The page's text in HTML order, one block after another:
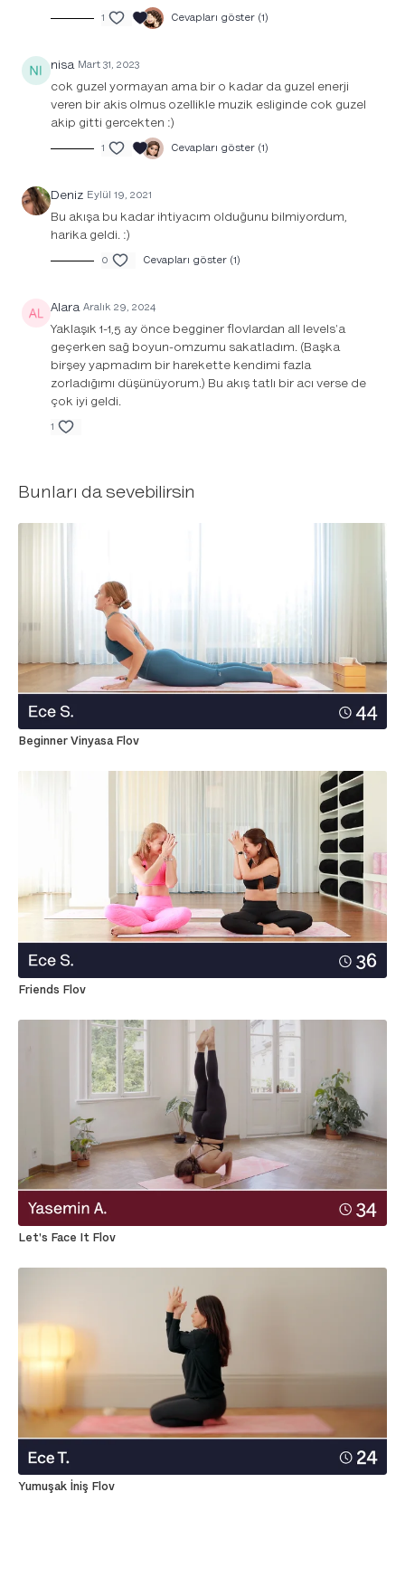
1 Cevapları göster (1)
nisa Mart 31, 2023
cok guzel yormayan ama bir o kadar da guzel enerji
veren bir akis olmus ozellikle muzik esliginde cok guzel
akip gitti gercekten :)
1 Cevapları göster (1)
Deniz Eylül 19, 2021
Bu akışa bu kadar ihtiyacım olduğunu bilmiyordum,
harika geldi. :)
0 Cevapları göster (1)
Alara Aralık 29, 2024
Yaklaşık 1-1,5 ay önce begginer flovlardan all levels'a
geçerken sağ boyun-omzumu sakatladım. (Başka
birşey yapmadım bir harekette kendimi fazla
zorladığımı düşünüyorum.) Bu akış tatlı bir acı verse de
çok iyi geldi.
1
Bunları da sevebilirsin
Beginner Vinyasa Flov
Friends Flov
Let's Face It Flov
Yumuşak İniş Flov